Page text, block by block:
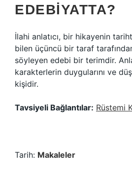
EDEBIYATTA?
İlahi anlatıcı, bir hikayenin
bilen üçüncü bir taraf tarafından
söyleyen edebi bir terimdir.
karakterlerin duygularını ve
kişidir.
Tavsiyeli Bağlantılar: Rüstemi
Tarih: Makaleler